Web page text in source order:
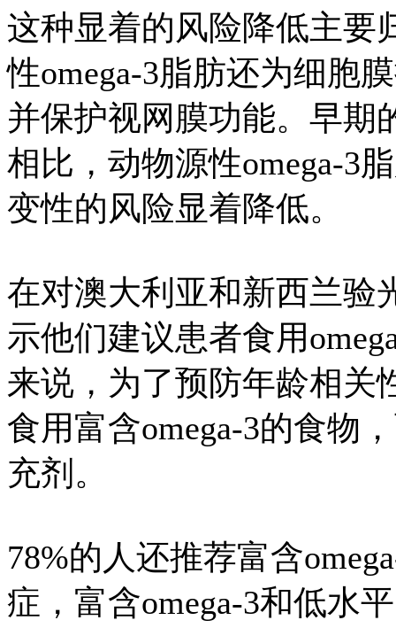
这种显着的风险降低主要
性omega-3脂肪还为细胞
并保护视网膜功能。早期
相比，动物源性omega-3
变性的风险显着降低。
在对澳大利亚和新西兰验
示他们建议患者食用
来说，为了预防年龄相关
食用富含omega-3的食物
充剂。
78%的人还推荐富含
症，富含omega-3和低水